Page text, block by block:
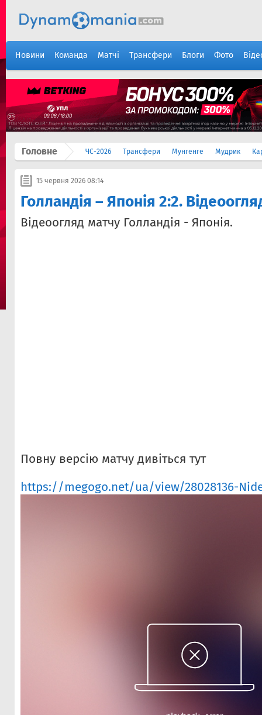
Новини Команда Матчі Трансфери Блоги Фото
Головне ЧС-2026 Трансфери Мунгенге Мудрик
15 червня 2026 08:14
Голландія – Японія 2:2.
Відеоогляд матчу Голландія - Японія.
Повну версію матчу дивіться тут
https://megogo.net/ua/view/28028136-